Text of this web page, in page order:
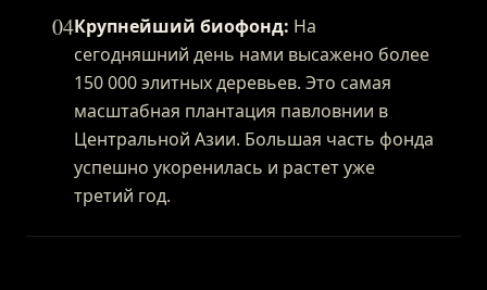
04Крупнейший биофонд: На
сегодняшний день нами высажено более
150 000 элитных деревьев. Это самая
масштабная плантация павловнии в
Центральной Азии. Большая часть фонда
успешно укоренилась и растет уже
третий год.